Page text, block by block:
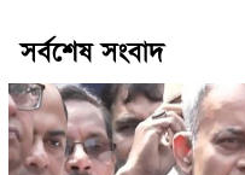
সর্বশেষ সংবাদ